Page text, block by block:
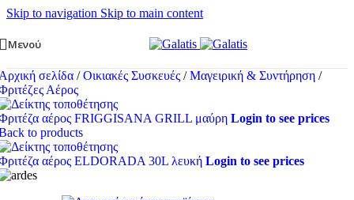
Skip to navigation Skip to main content
Μενού
σελίδα / Οικιακές Συσκευές / Μαγειρική & Συντήρηση /
Αέρος
αέρος FRIGGISANA GRILL μαύρη Login to see prices
to products
αέρος ELDORADA 30L λευκή Login to see prices